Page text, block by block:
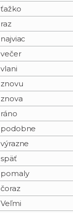
ťažko
raz
najviac
večer
vlani
znovu
znova
ráno
podobne
výrazne
späť
pomaly
čoraz
Veľmi